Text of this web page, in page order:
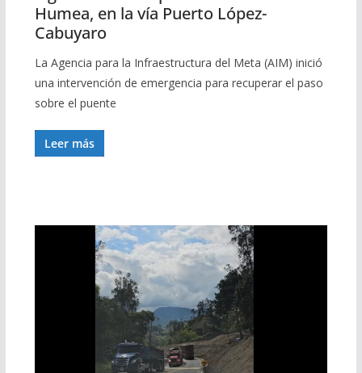
Humea, en la vía Puerto López-
Cabuyaro
La Agencia para la Infraestructura del Meta (AIM) inició
una intervención de emergencia para recuperar el paso
sobre el puente
Leer más